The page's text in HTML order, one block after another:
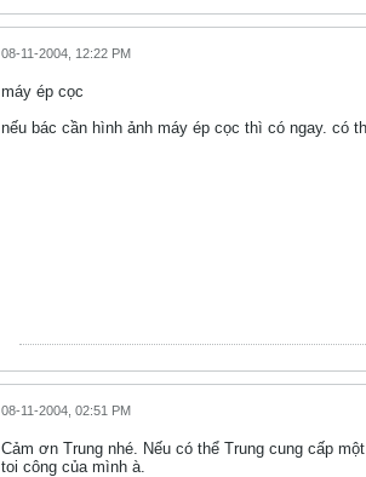
08-11-2004, 12:22 PM
máy ép cọc
nếu bác cần hình ảnh máy ép cọc thì có ngay. có
08-11-2004, 02:51 PM
Cảm ơn Trung nhé. Nếu có thể Trung cung cấp
toi công của mình à.